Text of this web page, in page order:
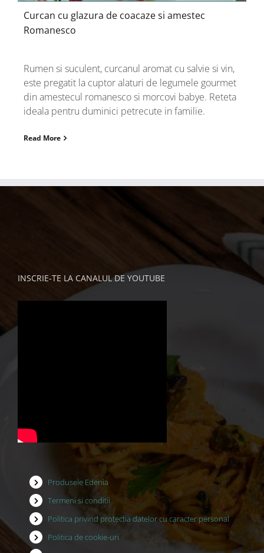
Curcan cu glazura de coacaze si amestec
Romanesco
Rumen si suculent, curcanul aromat cu salvie si vin,
este pregatit la cuptor alaturi de legumele gourmet
din amestecul romanesco si morcovi babye. Reteta
ideala pentru duminici petrecute in familie.
Read More
INSCRIE-TE LA CANALUL DE YOUTUBE
Produsele Edenia
Termeni si conditii
Politica privind protectia datelor cu caracter personal
Politica de cookie-uri